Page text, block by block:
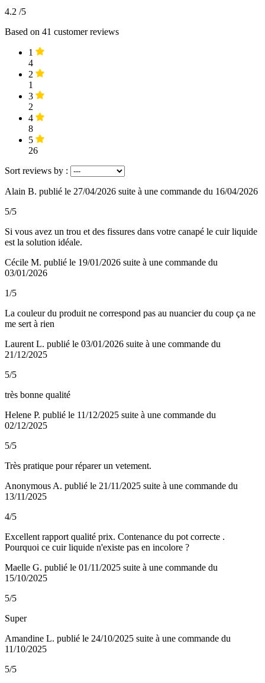
4.2 /5
Based on 41 customer reviews
1
4
2
1
3
2
4
8
5
26
Sort reviews by :
Alain B. publié le 27/04/2026 suite à une commande du 16/04/2026
5/5
Si vous avez un trou et des fissures dans votre canapé le cuir liquide
est la solution idéale.
Cécile M. publié le 19/01/2026 suite à une commande du
03/01/2026
1/5
La couleur du produit ne correspond pas au nuancier du coup ça ne
me sert à rien
Laurent L. publié le 03/01/2026 suite à une commande du
21/12/2025
5/5
très bonne qualité
Helene P. publié le 11/12/2025 suite à une commande du
02/12/2025
5/5
Très pratique pour réparer un vetement.
Anonymous A. publié le 21/11/2025 suite à une commande du
13/11/2025
4/5
Excellent rapport qualité prix. Contenance du pot correcte .
Pourquoi ce cuir liquide n'existe pas en incolore ?
Maelle G. publié le 01/11/2025 suite à une commande du
15/10/2025
5/5
Super
Amandine L. publié le 24/10/2025 suite à une commande du
11/10/2025
5/5